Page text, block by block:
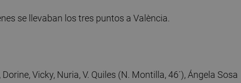
se llevaban los tres puntos a València.
Vicky, Nuria, V. Quiles (N. Montilla, 46´), Ángela Sosa